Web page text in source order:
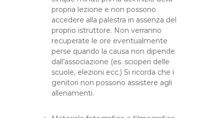
propria lezione e non possono
accedere alla palestra in assenza del
proprio istruttore. Non verranno
recuperate le ore eventualmente
perse quando la causa non dipende
dall’associazione (es. scioperi delle
scuole, elezioni ecc.) Si ricorda che i
genitori non possono assistere agli
allenamenti.